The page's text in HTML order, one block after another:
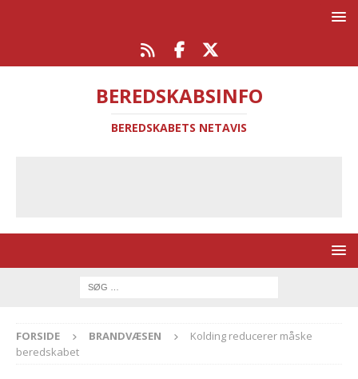
BEREDSKABSINFO
BEREDSKABETS NETAVIS
FORSIDE BRANDVÆSEN
Kolding reducerer måske
beredskabet